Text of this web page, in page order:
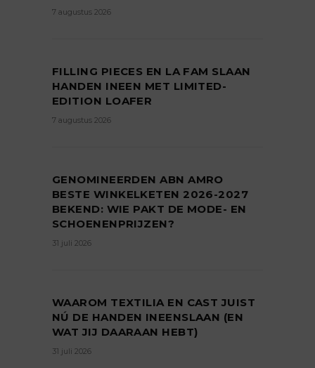
7 augustus 2026
FILLING PIECES EN LA FAM SLAAN
HANDEN INEEN MET LIMITED-
EDITION LOAFER
7 augustus 2026
GENOMINEERDEN ABN AMRO
BESTE WINKELKETEN 2026-2027
BEKEND: WIE PAKT DE MODE- EN
SCHOENENPRIJZEN?
31 juli 2026
WAAROM TEXTILIA EN CAST JUIST
NÚ DE HANDEN INEENSLAAN (EN
WAT JIJ DAARAAN HEBT)
31 juli 2026